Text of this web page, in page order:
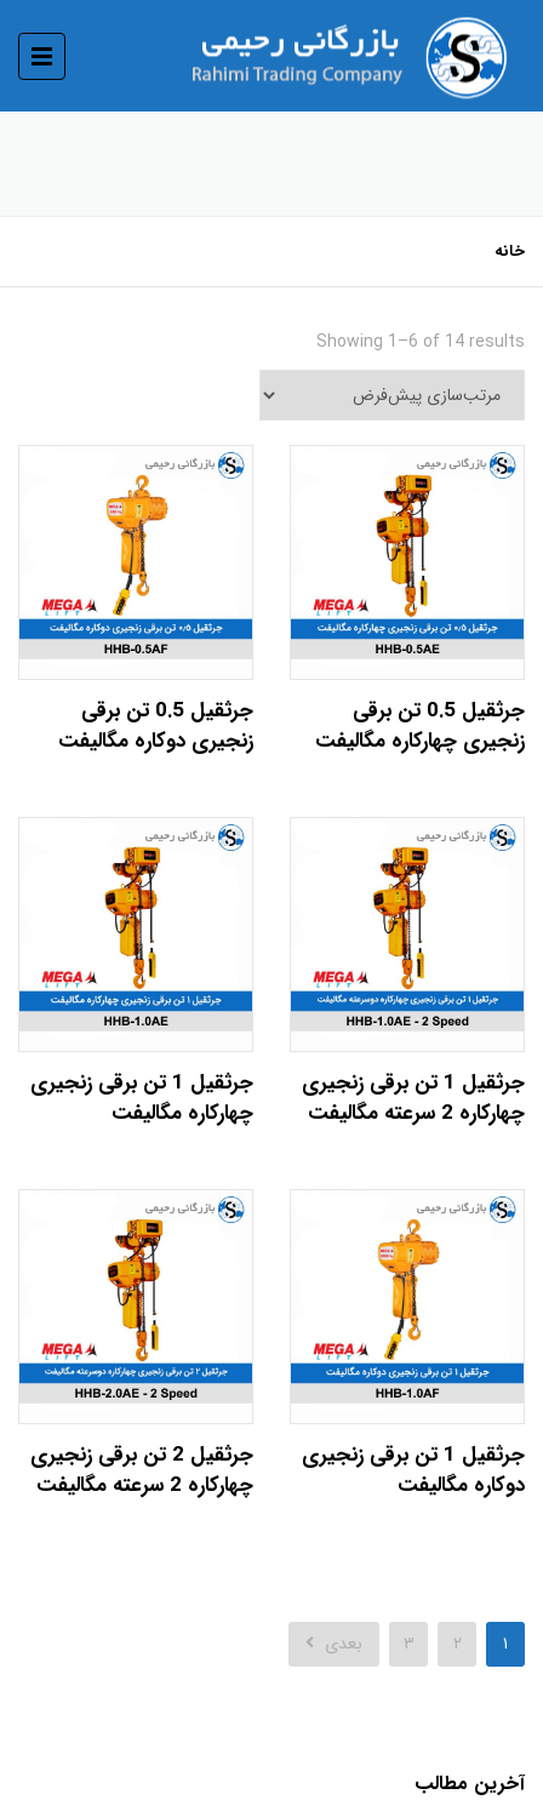
خانه
Showing 1–6 of 14 results
جرثقیل 0.5 تن برقی
زنجیری چهارکاره مگالیفت
جرثقیل 0.5 تن برقی
زنجیری دوکاره مگالیفت
جرثقیل 1 تن برقی زنجیری
چهارکاره 2 سرعته مگالیفت
جرثقیل 1 تن برقی زنجیری
چهارکاره مگالیفت
جرثقیل 1 تن برقی زنجیری
دوکاره مگالیفت
جرثقیل 2 تن برقی زنجیری
چهارکاره 2 سرعته مگالیفت
۱ ۲ ۳ بعدی
آخرین مطالب